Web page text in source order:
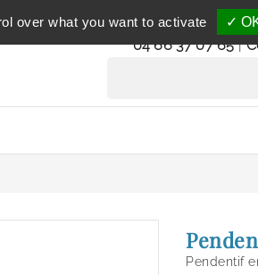
Service clientèle
du lundi au
04 66 37 07 65|
Pendentif
over what you want to activate ✓